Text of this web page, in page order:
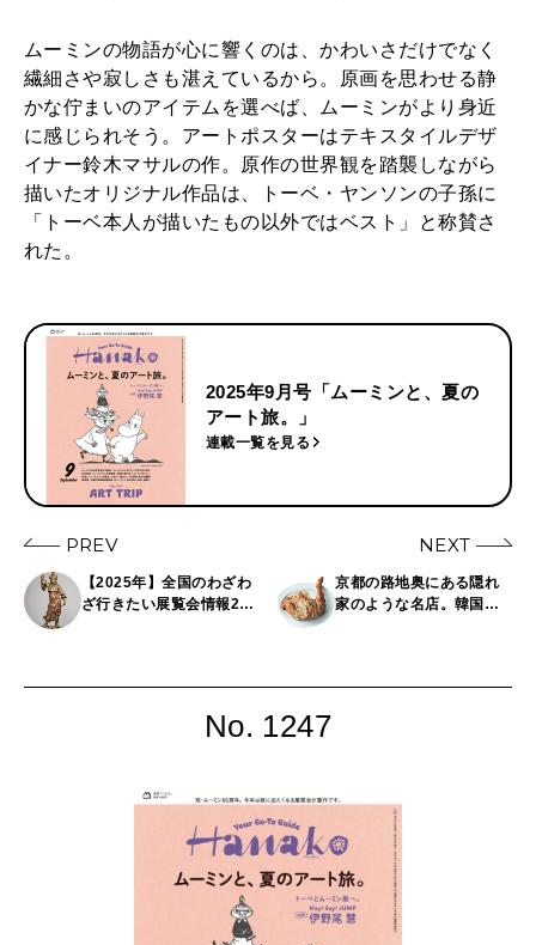
ムーミンの物語が心に響くのは、かわいさだけでなく
繊細さや寂しさも湛えているから。原画を思わせる静
かな佇まいのアイテムを選べば、ムーミンがより身近
に感じられそう。アートポスターはテキスタイルデザ
イナー鈴木マサルの作。原作の世界観を踏襲しながら
描いたオリジナル作品は、トーベ・ヤンソンの子孫に
「トーベ本人が描いたもの以外ではベスト」と称賛さ
れた。
2025年9月号「ムーミンと、夏の
アート旅。」
連載一覧を見る
PREV
【2025年】全国のわざわ
ざ行きたい展覧会情報22
NEXT
京都の路地奥にある隠れ
家のような名店。韓国角
No. 1247